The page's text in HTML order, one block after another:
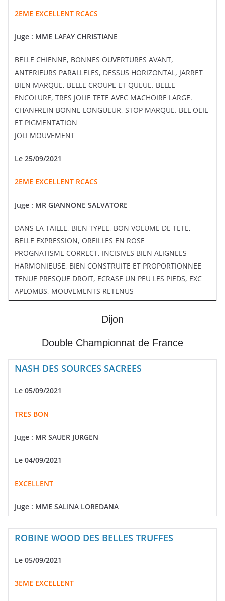
2EME EXCELLENT RCACS
Juge : MME LAFAY CHRISTIANE
BELLE CHIENNE, BONNES OUVERTURES AVANT,
ANTERIEURS PARALLELES, DESSUS HORIZONTAL, JARRET
BIEN MARQUE, BELLE CROUPE ET QUEUE. BELLE
ENCOLURE, TRES JOLIE TETE AVEC MACHOIRE LARGE.
CHANFREIN BONNE LONGUEUR, STOP MARQUE. BEL OEIL
ET PIGMENTATION
JOLI MOUVEMENT
Le 25/09/2021
2EME EXCELLENT RCACS
Juge : MR GIANNONE SALVATORE
DANS LA TAILLE, BIEN TYPEE, BON VOLUME DE TETE,
BELLE EXPRESSION, OREILLES EN ROSE
PROGNATISME CORRECT, INCISIVES BIEN ALIGNEES
HARMONIEUSE, BIEN CONSTRUITE ET PROPORTIONNEE
TENUE PRESQUE DROIT, ECRASE UN PEU LES PIEDS, EXC
APLOMBS, MOUVEMENTS RETENUS
Dijon
Double Championnat de France
NASH DES SOURCES SACREES
Le 05/09/2021
TRES BON
Juge : MR SAUER JURGEN
Le 04/09/2021
EXCELLENT
Juge : MME SALINA LOREDANA
ROBINE WOOD DES BELLES TRUFFES
Le 05/09/2021
3EME EXCELLENT